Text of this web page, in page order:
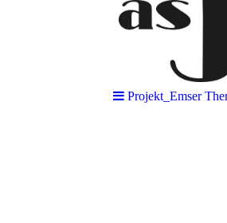
Projekt_Emser